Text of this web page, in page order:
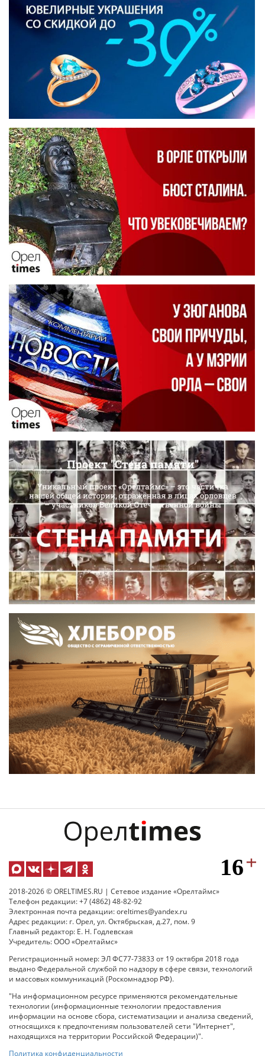
2018-2026 © ORELTIMES.RU | Сетевое издание «Орелтаймс»
Телефон редакции: +7 (4862) 48-82-92
Электронная почта редакции: oreltimes@yandex.ru
Адрес редакции: г. Орел, ул. Октябрьская, д.27, пом. 9
Главный редактор: Е. Н. Годлевская
Учредитель: ООО «Орелтаймс»
Регистрационный номер: ЭЛ ФС77-73833 от 19 октября 2018 года
выдано Федеральной службой по надзору в сфере связи, технологий
и массовых коммуникаций (Роскомнадзор РФ).
"На информационном ресурсе применяются рекомендательные
технологии (информационные технологии предоставления
информации на основе сбора, систематизации и анализа сведений,
относящихся к предпочтениям пользователей сети "Интернет",
находящихся на территории Российской Федерации)".
Политика конфиденциальности